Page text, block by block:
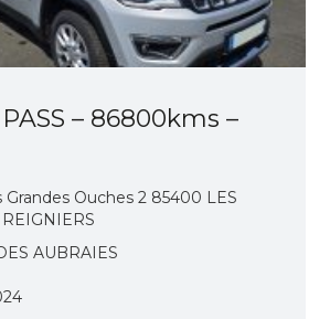
– 86800kms –
Grandes Ouches 2 85400 LES
AUBRAIES